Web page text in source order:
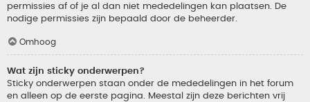
permissies af of je al dan niet mededelingen kan plaatsen. De
nodige permissies zijn bepaald door de beheerder.
Omhoog
Wat zijn sticky onderwerpen?
Sticky onderwerpen staan onder de mededelingen in het forum
en alleen op de eerste pagina. Meestal zijn deze berichten vrij